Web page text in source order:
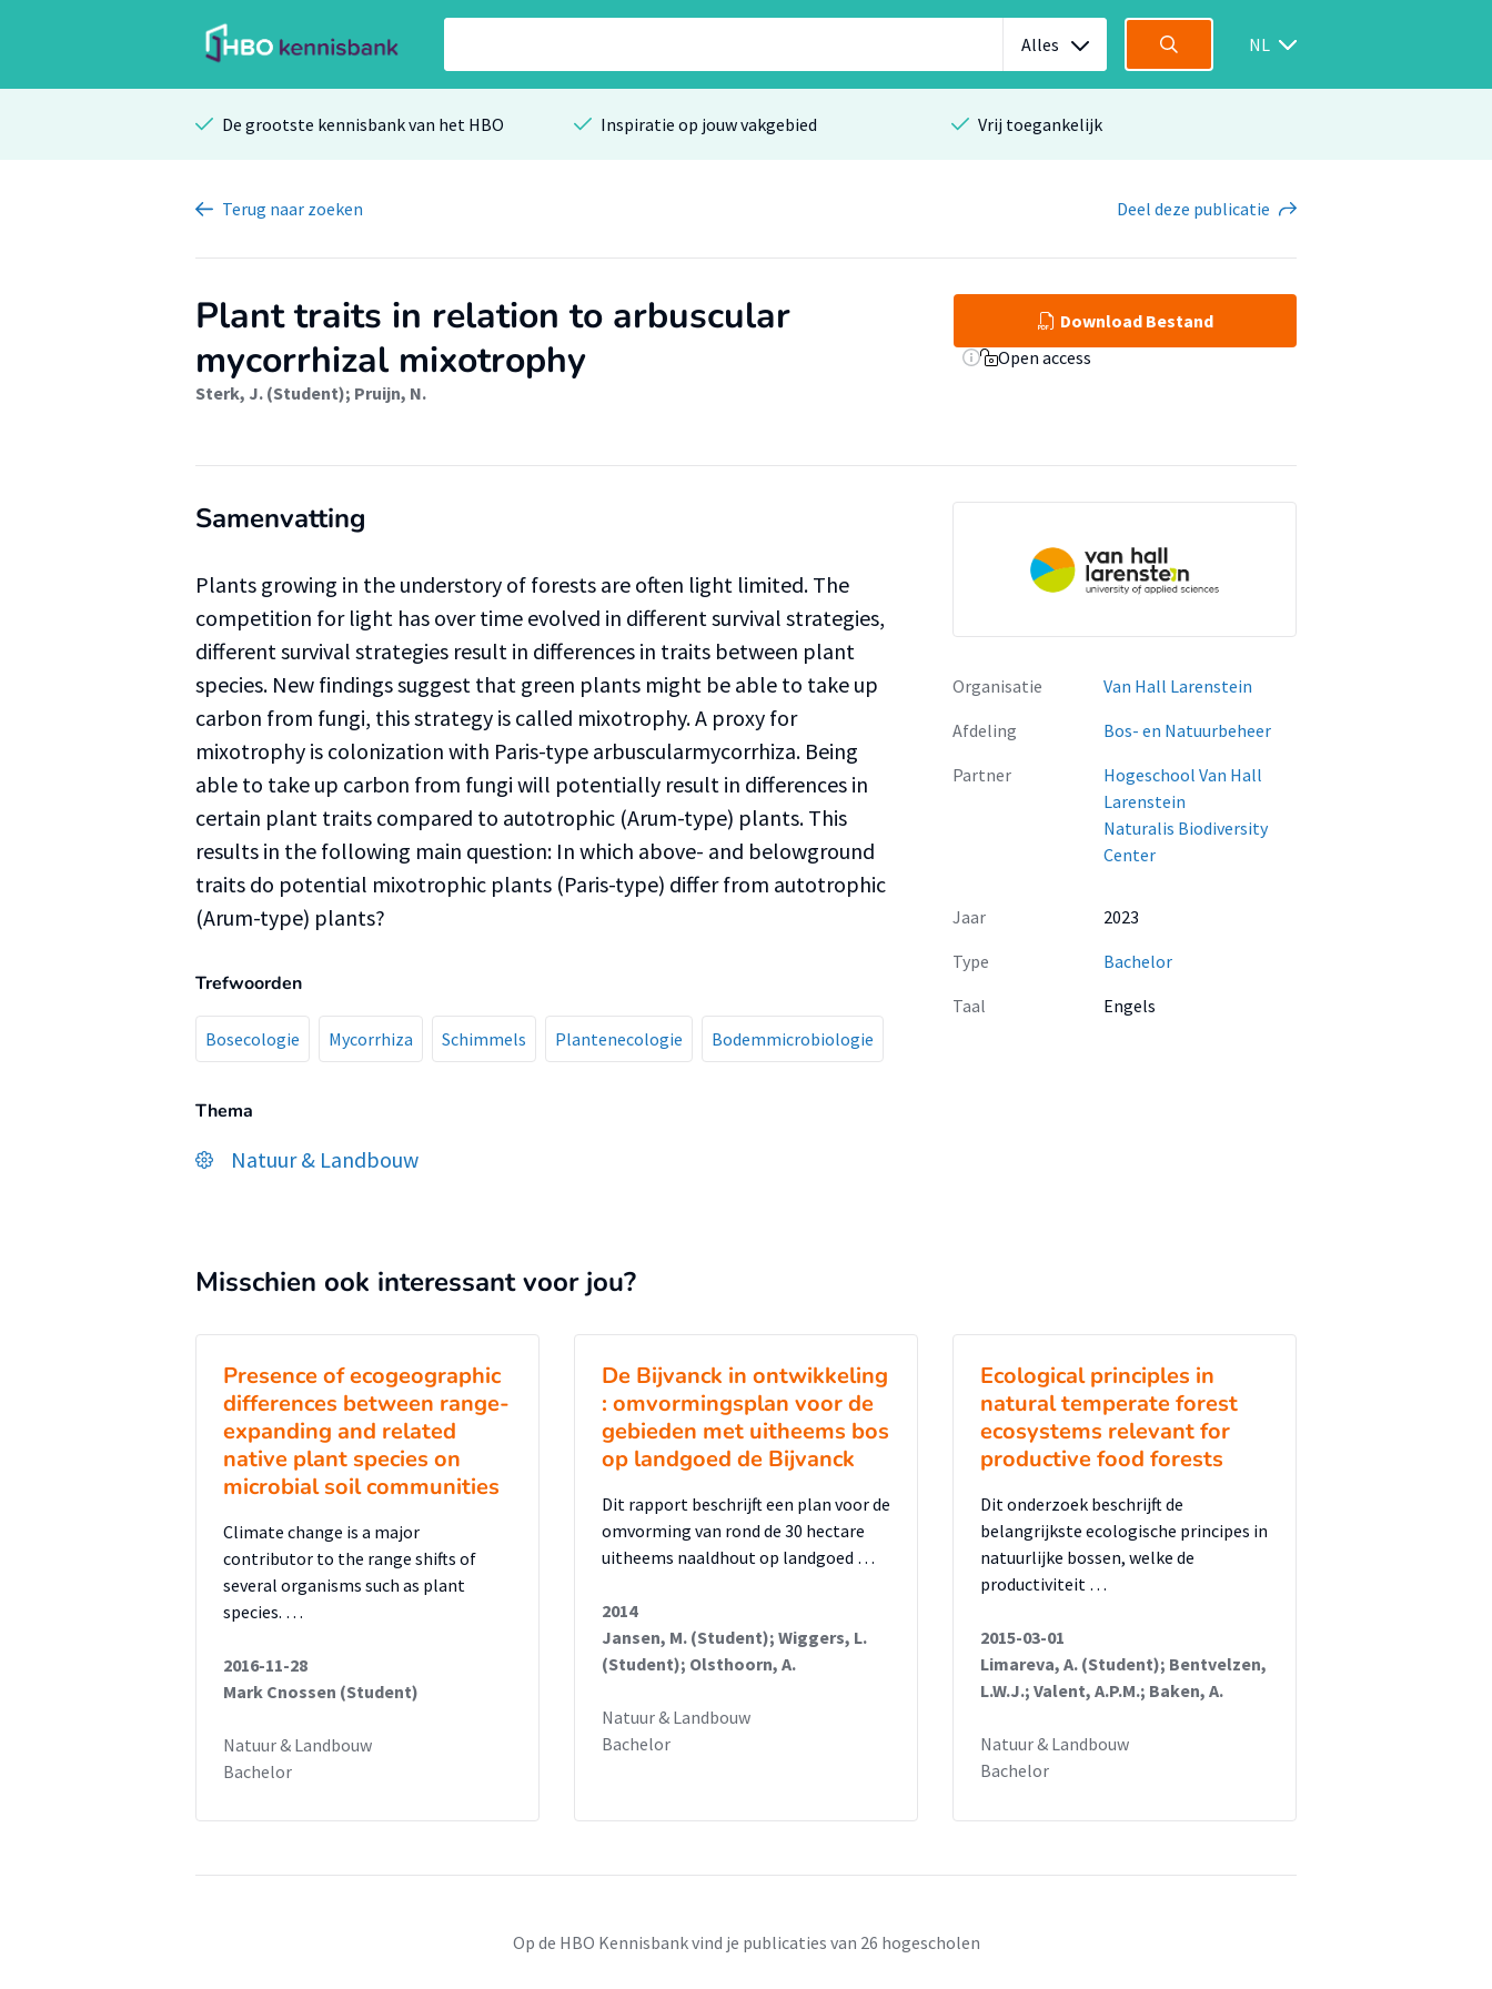
Alles NL
De grootste kennisbank van het HBO Inspiratie op jouw vakgebied Vrij toegankelijk
Terug naar zoeken Deel deze publicatie
Plant traits in relation to arbuscular
mycorrhizal mixotrophy
Sterk, J. (Student); Pruijn, N.
Download Bestand
Open access
Samenvatting
Plants growing in the understory of forests are often light limited. The
competition for light has over time evolved in different survival strategies,
different survival strategies result in differences in traits between plant
species. New findings suggest that green plants might be able to take up
carbon from fungi, this strategy is called mixotrophy. A proxy for
mixotrophy is colonization with Paris-type arbuscularmycorrhiza. Being
able to take up carbon from fungi will potentially result in differences in
certain plant traits compared to autotrophic (Arum-type) plants. This
results in the following main question: In which above- and belowground
traits do potential mixotrophic plants (Paris-type) differ from autotrophic
(Arum-type) plants?
Trefwoorden
Bosecologie Mycorrhiza Schimmels Plantenecologie Bodemmicrobiologie
Thema
Natuur & Landbouw
Organisatie
Van Hall Larenstein
Afdeling
Bos- en Natuurbeheer
Partner
Hogeschool Van Hall
Larenstein
Naturalis Biodiversity
Center
Jaar
2023
Type
Bachelor
Taal
Engels
Misschien ook interessant voor jou?
Presence of ecogeographic
differences between range-
expanding and related
native plant species on
microbial soil communities
Climate change is a major
contributor to the range shifts of
several organisms such as plant
species. …
2016-11-28
Mark Cnossen (Student)
Natuur & Landbouw
Bachelor
De Bijvanck in ontwikkeling
: omvormingsplan voor de
gebieden met uitheems bos
op landgoed de Bijvanck
Dit rapport beschrijft een plan voor de
omvorming van rond de 30 hectare
uitheems naaldhout op landgoed …
2014
Jansen, M. (Student); Wiggers, L.
(Student); Olsthoorn, A.
Natuur & Landbouw
Bachelor
Ecological principles in
natural temperate forest
ecosystems relevant for
productive food forests
Dit onderzoek beschrijft de
belangrijkste ecologische principes in
natuurlijke bossen, welke de
productiviteit …
2015-03-01
Limareva, A. (Student); Bentvelzen,
L.W.J.; Valent, A.P.M.; Baken, A.
Natuur & Landbouw
Bachelor
Op de HBO Kennisbank vind je publicaties van 26 hogescholen